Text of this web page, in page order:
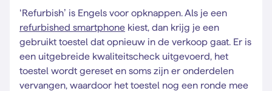
‘Refurbish’ is Engels voor opknappen. Als je een
refurbished smartphone kiest, dan krijg je een
gebruikt toestel dat opnieuw in de verkoop gaat. Er is
een uitgebreide kwaliteitscheck uitgevoerd, het
toestel wordt gereset en soms zijn er onderdelen
vervangen, waardoor het toestel nog een ronde mee